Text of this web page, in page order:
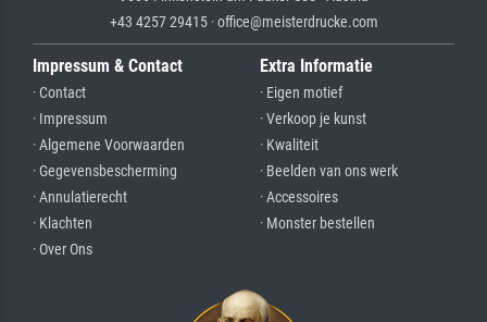
+43 4257 29415 · office@meisterdrucke.com
Impressum & Contact
· Contact
· Impressum
· Algemene Voorwaarden
· Gegevensbescherming
· Annulatierecht
· Klachten
· Over Ons
Extra Informatie
· Eigen motief
· Verkoop je kunst
· Kwaliteit
· Beelden van ons werk
· Accessoires
· Monster bestellen